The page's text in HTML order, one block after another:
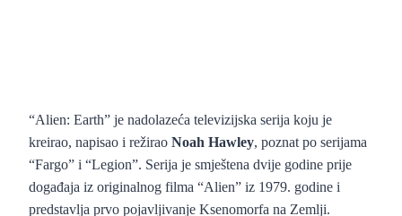
“Alien: Earth” je nadolazeća televizijska serija koju je
kreirao, napisao i režirao Noah Hawley, poznat po serijama
“Fargo” i “Legion”. Serija je smještena dvije godine prije
događaja iz originalnog filma “Alien” iz 1979. godine i
predstavlja prvo pojavljivanje Ksenomorfa na Zemlji.